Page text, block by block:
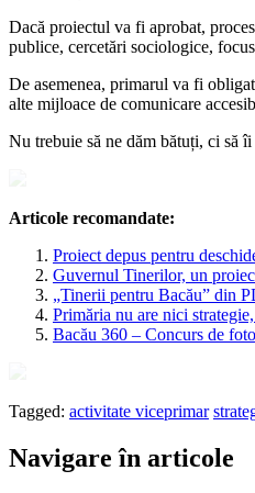
Dacă proiectul va fi aprobat,
publice, cercetări sociologice,
De asemenea, primarul va fi
alte mijloace de comunicare
Nu trebuie să ne dăm bătuți, ci să
Articole recomandate:
Proiect depus pentru
Guvernul Tinerilor, un
„Tinerii pentru Bacău” din
Primăria nu are nici
Bacău 360 – Concurs de
Tagged: activitate viceprimar
Navigare în articole